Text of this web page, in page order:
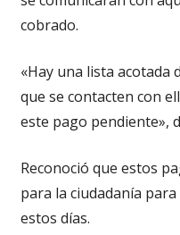
cobrado.
«Hay una lista acotada
que se contacten con
este pago pendiente»,
Reconoció que estos
para la ciudadanía
estos días.